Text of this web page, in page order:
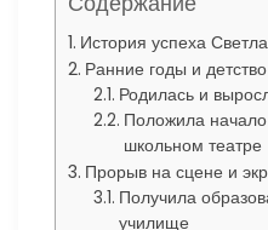
История успеха
Ранние годы и детство
Родилась и
Положила начало
школьном театре
Прорыв на сцене и
Получила
училище